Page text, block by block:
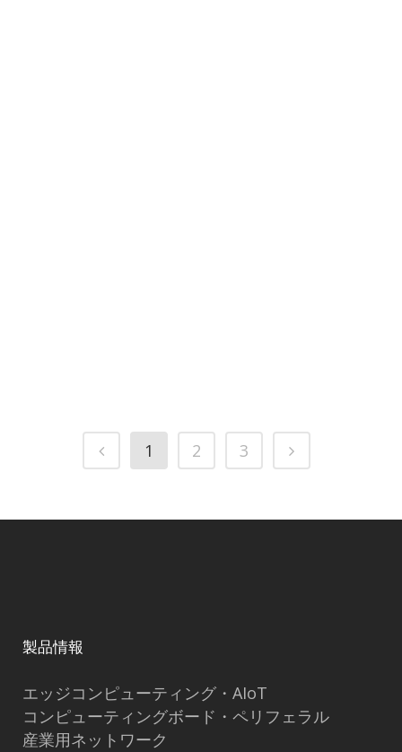
1 2 3
製品情報
エッジコンピューティング・AIoT
コンピューティングボード・ペリフェラル
産業用ネットワーク